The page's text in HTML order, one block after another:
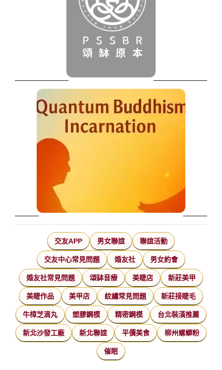
交友APP 男女聯誼 聯誼活動
交友中心常見問題 婚友社 男女約會
婚友社常見問題 頌缽音療 美睫店 新莊美甲
美睫作品 美甲店 紋繡常見問題 新莊接睫毛
牛樟芝滴丸 塑膠鋼模 精密鋼模 台北裝潢推薦
新北沙發工廠 新北聯誼 平價美食 柳州螺螄粉
催眠